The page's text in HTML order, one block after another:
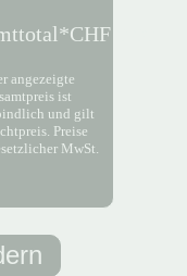
CHF 0.00
angezeigte
ist
und gilt
Preise
MwSt.